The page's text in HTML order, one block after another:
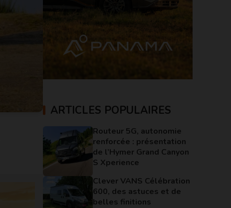
ARTICLES POPULAIRES
Routeur 5G, autonomie
renforcée : présentation
de l’Hymer Grand Canyon
S Xperience
Clever VANS Célébration
600, des astuces et de
belles finitions